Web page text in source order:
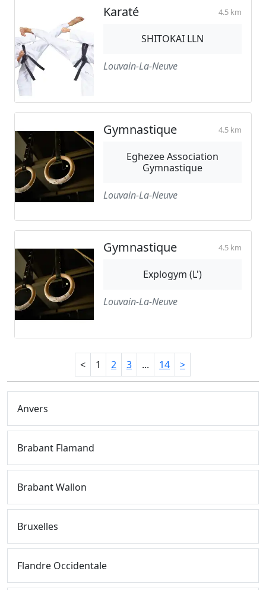
Karaté 4.5 km
SHITOKAI LLN
Louvain-La-Neuve
Gymnastique 4.5 km
Eghezee Association
Gymnastique
Louvain-La-Neuve
Gymnastique 4.5 km
Explogym (L')
Louvain-La-Neuve
< 1 2 3 ... 14 >
Anvers
Brabant Flamand
Brabant Wallon
Bruxelles
Flandre Occidentale